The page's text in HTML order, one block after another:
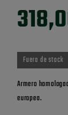
Fuera de stock
Armero
europea.